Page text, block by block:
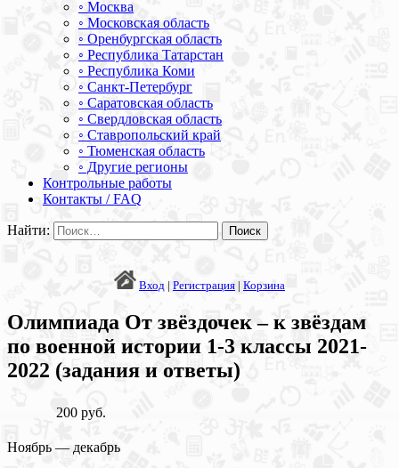
◦ Москва
◦ Московская область
◦ Оренбургская область
◦ Республика Татарстан
◦ Республика Коми
◦ Санкт-Петербург
◦ Саратовская область
◦ Свердловская область
◦ Ставропольский край
◦ Тюменская область
◦ Другие регионы
Контрольные работы
Контакты / FAQ
Найти:
Вход | Регистрация | Корзина
Олимпиада От звёздочек – к звёздам
по военной истории 1-3 классы 2021-
2022 (задания и ответы)
200 руб.
Ноябрь — декабрь